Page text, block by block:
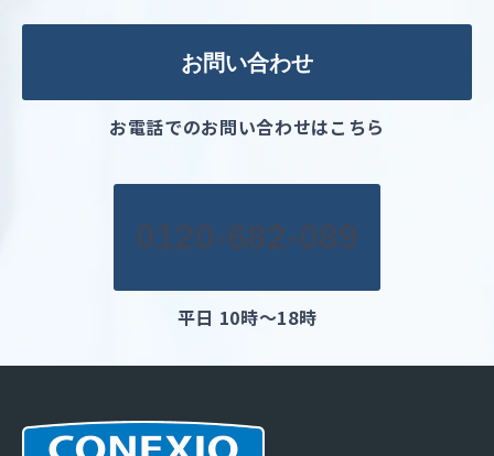
お問い合わせ
お電話でのお問い合わせはこちら
0120-682-089
平日 10時～18時